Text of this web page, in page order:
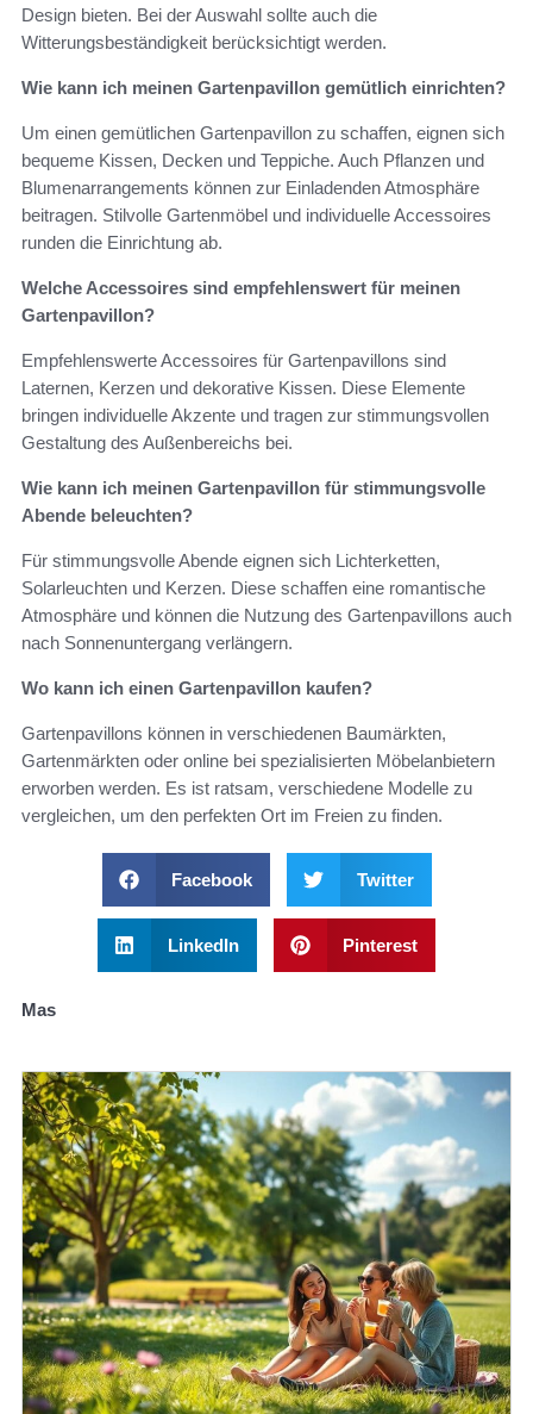
Design bieten. Bei der Auswahl sollte auch die
Witterungsbeständigkeit berücksichtigt werden.
Wie kann ich meinen Gartenpavillon gemütlich einrichten?
Um einen gemütlichen Gartenpavillon zu schaffen, eignen sich
bequeme Kissen, Decken und Teppiche. Auch Pflanzen und
Blumenarrangements können zur Einladenden Atmosphäre
beitragen. Stilvolle Gartenmöbel und individuelle Accessoires
runden die Einrichtung ab.
Welche Accessoires sind empfehlenswert für meinen
Gartenpavillon?
Empfehlenswerte Accessoires für Gartenpavillons sind
Laternen, Kerzen und dekorative Kissen. Diese Elemente
bringen individuelle Akzente und tragen zur stimmungsvollen
Gestaltung des Außenbereichs bei.
Wie kann ich meinen Gartenpavillon für stimmungsvolle
Abende beleuchten?
Für stimmungsvolle Abende eignen sich Lichterketten,
Solarleuchten und Kerzen. Diese schaffen eine romantische
Atmosphäre und können die Nutzung des Gartenpavillons auch
nach Sonnenuntergang verlängern.
Wo kann ich einen Gartenpavillon kaufen?
Gartenpavillons können in verschiedenen Baumärkten,
Gartenmärkten oder online bei spezialisierten Möbelanbietern
erworben werden. Es ist ratsam, verschiedene Modelle zu
vergleichen, um den perfekten Ort im Freien zu finden.
Facebook Twitter
LinkedIn Pinterest
Mas